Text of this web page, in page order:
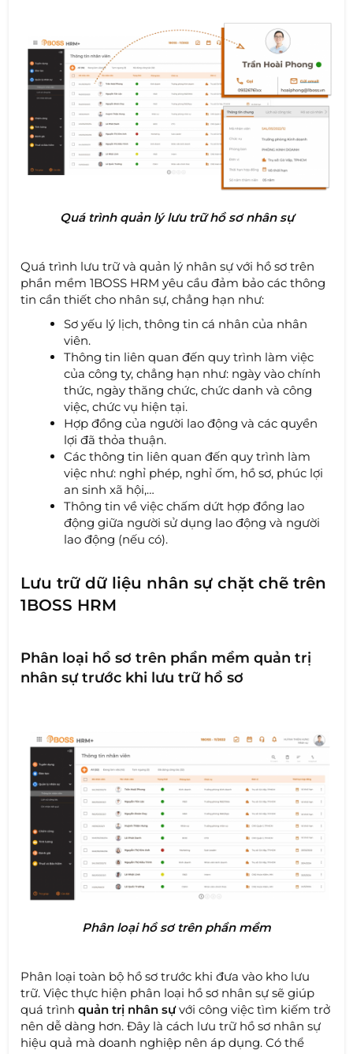
Quá trình quản lý lưu trữ hồ sơ nhân sự
Quá trình lưu trữ và quản lý nhân sự với hồ sơ trên
phần mềm 1BOSS HRM yêu cầu đảm bảo các thông
tin cần thiết cho nhân sự, chẳng hạn như:
Sơ yếu lý lịch, thông tin cá nhân của nhân
viên.
Thông tin liên quan đến quy trình làm việc
của công ty, chẳng hạn như: ngày vào chính
thức, ngày thăng chức, chức danh và công
việc, chức vụ hiện tại.
Hợp đồng của người lao động và các quyền
lợi đã thỏa thuận.
Các thông tin liên quan đến quy trình làm
việc như: nghỉ phép, nghỉ ốm, hồ sơ, phúc lợi
an sinh xã hội,…
Thông tin về việc chấm dứt hợp đồng lao
động giữa người sử dụng lao động và người
lao động (nếu có).
Lưu trữ dữ liệu nhân sự chặt chẽ trên
1BOSS HRM
Phân loại hồ sơ trên phần mềm quản trị
nhân sự trước khi lưu trữ hồ sơ
Phân loại hồ sơ trên phần mềm
Phân loại toàn bộ hồ sơ trước khi đưa vào kho lưu
trữ. Việc thực hiện phân loại hồ sơ nhân sự sẽ giúp
quá trìnhquản trị nhân sựvới công việc tìm kiếm trở
nên dễ dàng hơn. Đây là cách lưu trữ hồ sơ nhân sự
hiệu quả mà doanh nghiệp nên áp dụng. Có thể